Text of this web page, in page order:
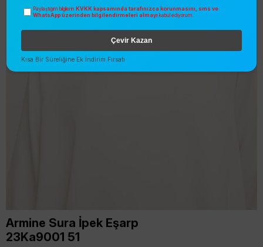
Armine Sura İpek Eşarp
23Ka9001 51
Paylaştığım bilgilerin KVKK kapsamında tarafınızca korunmasını, sms ve
WhatsApp üzerinden bilgilendirmeleri almayı kabul ediyorum.
Çevir Kazan
Kısa Bir Süreliğine Ek İndirim Fırsatı